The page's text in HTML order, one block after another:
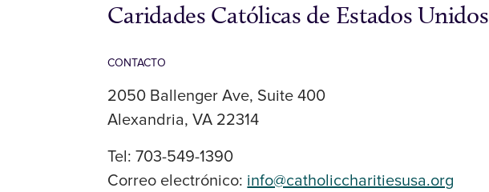
Caridades Católicas de Estados Unidos
CONTACTO
2050 Ballenger Ave, Suite 400
Alexandria, VA 22314
Tel: 703-549-1390
Correo electrónico: info@catholiccharitiesusa.org